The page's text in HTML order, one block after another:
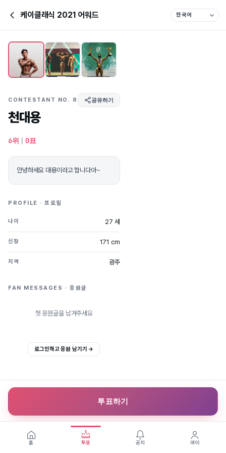
케이클래식 2021 어워드
CONTESTANT NO. 8 공유하기
천대용
6위 | 0표
안녕하세요 대용이라고 합니다아~
PROFILE · 프로필
나이 27 세
신장 171 cm
지역 광주
FAN MESSAGES · 응원글
첫 응원글을 남겨주세요
로그인하고 응원 남기기 →
투표하기
홈 투표 공지 마이